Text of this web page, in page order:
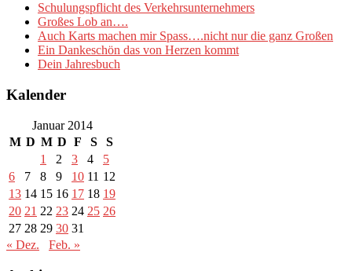
Schulungspflicht des Verkehrsunternehmers
Großes Lob an….
Auch Karts machen mir Spass….nicht nur die ganz Großen
Ein Dankeschön das von Herzen kommt
Dein Jahresbuch
Kalender
Januar 2014
M D M D F S
S
1
2 3 4
5
6
7 8 9 10 11 12
13 14 15 16 17 18 19
20 21 22 23 24 25 26
27 28 29 30 31
« Dez.
Feb. »